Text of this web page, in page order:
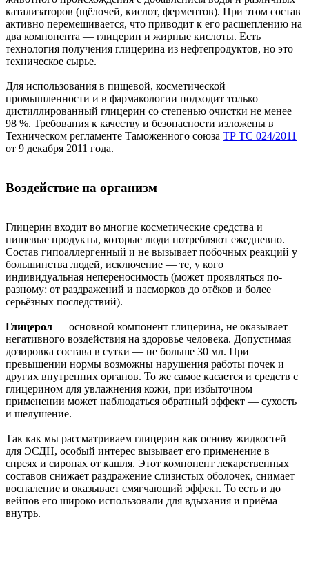
катализаторов (щёлочей, кислот, ферментов). При этом состав
активно перемешивается, что приводит к его расщеплению на
два компонента — глицерин и жирные кислоты. Есть
технология получения глицерина из нефтепродуктов, но это
техническое сырье.
Для использования в пищевой, косметической
промышленности и в фармакологии подходит только
дистиллированный глицерин со степенью очистки не менее
98 %. Требования к качеству и безопасности изложены в
Техническом регламенте Таможенного союза ТР ТС 024/2011
от 9 декабря 2011 года.
Воздействие на организм
Глицерин входит во многие косметические средства и
пищевые продукты, которые люди потребляют ежедневно.
Состав гипоаллергенный и не вызывает побочных реакций у
большинства людей, исключение — те, у кого
индивидуальная непереносимость (может проявляться по-
разному: от раздражений и насморков до отёков и более
серьёзных последствий).
Глицерол — основной компонент глицерина, не оказывает
негативного воздействия на здоровье человека. Допустимая
дозировка состава в сутки — не больше 30 мл. При
превышении нормы возможны нарушения работы почек и
других внутренних органов. То же самое касается и средств с
глицерином для увлажнения кожи, при избыточном
применении может наблюдаться обратный эффект — сухость
и шелушение.
Так как мы рассматриваем глицерин как основу жидкостей
для ЭСДН, особый интерес вызывает его применение в
спреях и сиропах от кашля. Этот компонент лекарственных
составов снижает раздражение слизистых оболочек, снимает
воспаление и оказывает смягчающий эффект. То есть и до
вейпов его широко использовали для вдыхания и приёма
внутрь.